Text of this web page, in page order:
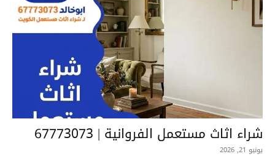
شراء اثاث مستعمل الفروانية | 67773073
يونيو 21, 2026